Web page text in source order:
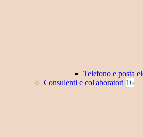
Telefono e posta
Consulenti e collaboratori 16